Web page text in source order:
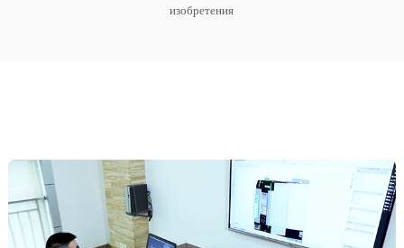
изобретения